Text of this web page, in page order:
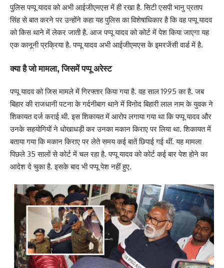
पुलिस पप्पू यादव को अभी आईजीएमएस में ही रखा है. सिटी एसपी भानु प्रताप
सिंह से बात करने पर उन्होंने कहा यह पुलिस का विशेषाधिकार है कि वह पप्पू यादव
को किस थाने में लेकर जाती है. आज पप्पू यादव को कोर्ट में पेश किया जाएगा यह
एक कानूनी प्रक्रिया है. पप्पू यादव अभी आईजीएमएस के इमरजेंसी वार्ड में है.
क्या है जो मामला, जिसमें पप्पू अरेस्ट
पप्पू यादव को जिस मामले में गिरफ्तार किया गया है. वह साल 1995 का है. जब
बिहार की राजधानी पटना के गर्दनीबाग थाने में विनोद बिहारी लाल नाम के युवक ने
शिकायत दर्ज कराई थी. इस शिकायत में आरोप लगाया गया था कि पप्पू यादव और
उनके सहयोगियों ने धोखाधड़ी कर उनका मकान किराए पर लिया था. शिकायत में
बताया गया कि मकान किराए पर लेते समय कई बातें छिपाई गई थीं. यह मामला
पिछले 35 सालों से कोर्ट में चल रहा है. पप्पू यादव को कोर्ट कई बार पेश होने का
आदेश दे चुका है. इसके बाद भी पप्पू पेश नहीं हुए.